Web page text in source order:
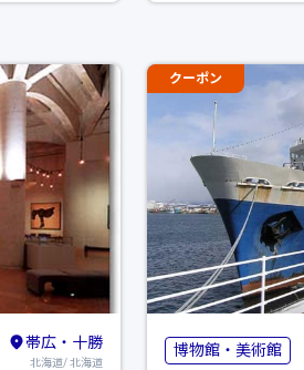
帯広・十勝
北海道/ 北海道
クーポン
博物館・美術館